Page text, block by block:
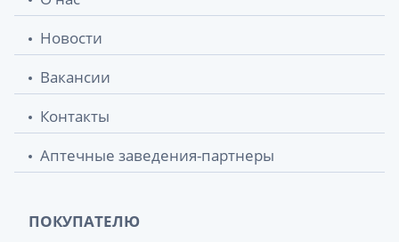
Новости
Вакансии
Контакты
Аптечные заведения-партнеры
ПОКУПАТЕЛЮ